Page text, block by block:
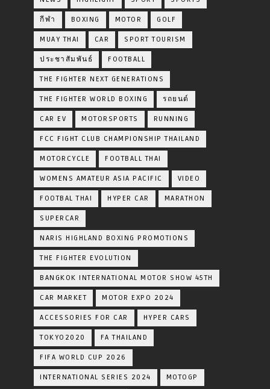
กีฬา BOXING MOTOR GOLF
MUAY THAI CAR SPORT TOURISM
ประชาสัมพันธ์ FOOTBALL
THE FIGHTER NEXT GENERATIONS
THE FIGHTER WORLD BOXING รถยนต์
CAR EV MOTORSPORTS RUNNING
FCC FIGHT CLUB CHAMPIONSHIP THAILAND
MOTORCYCLE FOOTBALL THAI
WOMENS AMATEUR ASIA PACIFIC VIDEO
FOOTBAL THAI HYPER CAR MARATHON
SUPERCAR
NARIS HIGHLAND BOXING PROMOTIONS
THE FIGHTER EVOLUTION
BANGKOK INTERNATIONAL MOTOR SHOW 45TH
CAR MARKET MOTOR EXPO 2024
ACCESSORIES FOR CAR HYPER CARS
TOKYO2020 FA THAILAND
FIFA WORLD CUP 2026
INTERNATIONAL SERIES 2024 MOTOGP